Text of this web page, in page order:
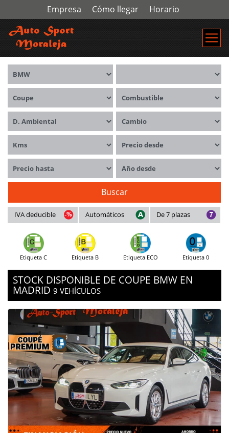
Empresa Cómo llegar Horario
Marca
Carrocerías Combustible
Distintivo ambiental Cambio
Kms Precio desde
Precio hasta Año desde
Buscar
IVA deducible Automáticos De 7 plazas
Etiqueta C Etiqueta B Etiqueta ECO Etiqueta 0
STOCK DISPONIBLE DE COUPE BMW EN
MADRID 9 VEHÍCULOS